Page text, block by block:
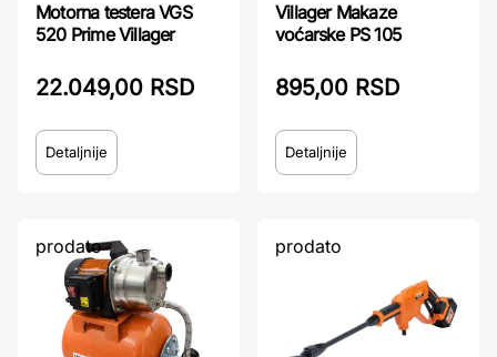
Motorna testera VGS
520 Prime Villager
22.049,00 RSD
Detaljnije
Villager Makaze
voćarske PS 105
895,00 RSD
Detaljnije
prodato prodato